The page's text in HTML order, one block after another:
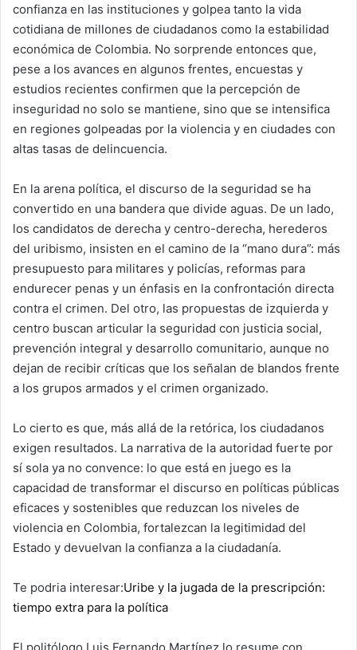
confianza en las instituciones y golpea tanto la vida
cotidiana de millones de ciudadanos como la estabilidad
económica de Colombia. No sorprende entonces que,
pese a los avances en algunos frentes, encuestas y
estudios recientes confirmen que la percepción de
inseguridad no solo se mantiene, sino que se intensifica
en regiones golpeadas por la violencia y en ciudades con
altas tasas de delincuencia.
En la arena política, el discurso de la seguridad se ha
convertido en una bandera que divide aguas. De un lado,
los candidatos de derecha y centro-derecha, herederos
del uribismo, insisten en el camino de la “mano dura”: más
presupuesto para militares y policías, reformas para
endurecer penas y un énfasis en la confrontación directa
contra el crimen. Del otro, las propuestas de izquierda y
centro buscan articular la seguridad con justicia social,
prevención integral y desarrollo comunitario, aunque no
dejan de recibir críticas que los señalan de blandos frente
a los grupos armados y el crimen organizado.
Lo cierto es que, más allá de la retórica, los ciudadanos
exigen resultados. La narrativa de la autoridad fuerte por
sí sola ya no convence: lo que está en juego es la
capacidad de transformar el discurso en políticas públicas
eficaces y sostenibles que reduzcan los niveles de
violencia en Colombia, fortalezcan la legitimidad del
Estado y devuelvan la confianza a la ciudadanía.
Te podria interesar:Uribe y la jugada de la prescripción:
tiempo extra para la política